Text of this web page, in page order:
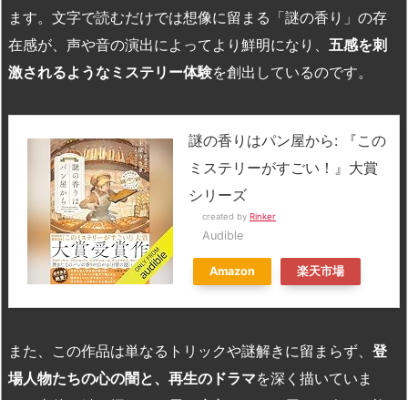
ます。文字で読むだけでは想像に留まる「謎の香り」の存
在感が、声や音の演出によってより鮮明になり、 五感を刺
激されるようなミステリー体験を創出しているのです。
謎の香りはパン屋から: 『この
ミステリーがすごい！』大賞
シリーズ
created by Rinker
Audible
Amazon 楽天市場
また、この作品は単なるトリックや謎解きに留まらず、 登
場人物たちの心の闇と、再生のドラマを深く描いていま